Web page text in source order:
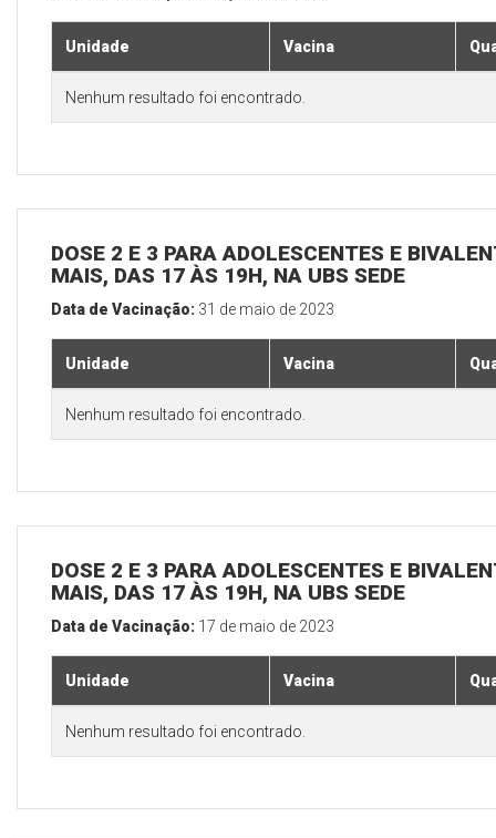
Unidade Vacina
Nenhum resultado foi encontrado.
DOSE 2 E 3 PARA ADOLESCENTES E
MAIS, DAS 17 ÀS 19H, NA UBS SEDE
Data de Vacinação: 31 de maio de 2023
Unidade Vacina
Nenhum resultado foi encontrado.
DOSE 2 E 3 PARA ADOLESCENTES E
MAIS, DAS 17 ÀS 19H, NA UBS SEDE
Data de Vacinação: 17 de maio de 2023
Unidade Vacina
Nenhum resultado foi encontrado.